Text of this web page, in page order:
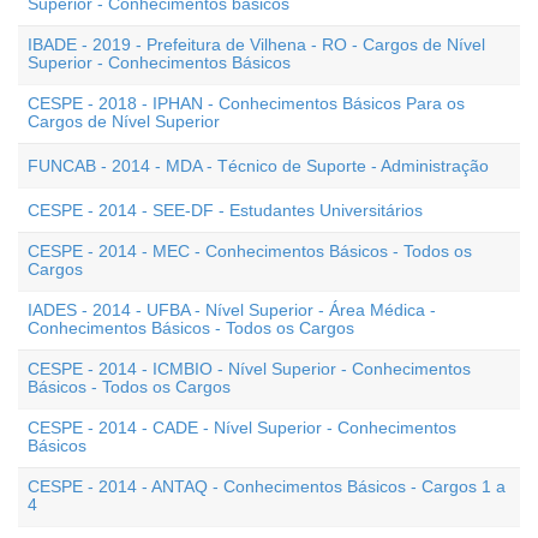
IBADE - 2019 - Prefeitura de Vilhena - RO - Cargos de Nível
Superior - Conhecimentos Básicos
CESPE - 2018 - IPHAN - Conhecimentos Básicos Para os
Cargos de Nível Superior
FUNCAB - 2014 - MDA - Técnico de Suporte - Administração
CESPE - 2014 - SEE-DF - Estudantes Universitários
CESPE - 2014 - MEC - Conhecimentos Básicos - Todos os
Cargos
IADES - 2014 - UFBA - Nível Superior - Área Médica -
Conhecimentos Básicos - Todos os Cargos
CESPE - 2014 - ICMBIO - Nível Superior - Conhecimentos
Básicos - Todos os Cargos
CESPE - 2014 - CADE - Nível Superior - Conhecimentos
Básicos
CESPE - 2014 - ANTAQ - Conhecimentos Básicos - Cargos 1 a
4